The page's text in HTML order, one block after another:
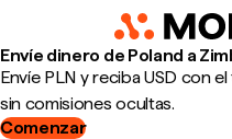
Envíe dinero de Poland a
Envíe PLN y reciba USD con
sin comisiones ocultas.
Comenzar